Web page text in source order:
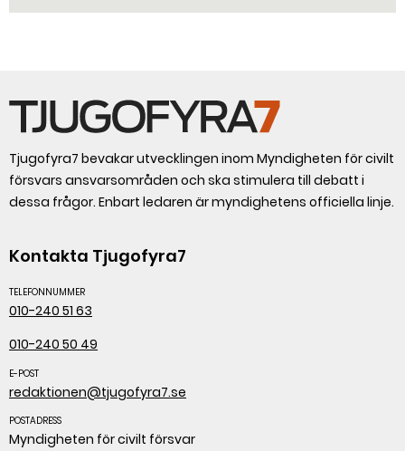
Tjugofyra7 bevakar utvecklingen inom Myndigheten för civilt
försvars ansvarsområden och ska stimulera till debatt i
dessa frågor. Enbart ledaren är myndighetens officiella linje.
Kontakta Tjugofyra7
TELEFONNUMMER
010-240 51 63
010-240 50 49
E-POST
redaktionen@tjugofyra7.se
POSTADRESS
Myndigheten för civilt försvar